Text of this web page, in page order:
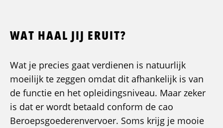
WAT HAAL JIJ ERUIT?
Wat je precies gaat verdienen is natuurlijk
moeilijk te zeggen omdat dit afhankelijk is van
de functie en het opleidingsniveau. Maar zeker
is dat er wordt betaald conform de cao
Beroepsgoederenvervoer. Soms krijg je mooie